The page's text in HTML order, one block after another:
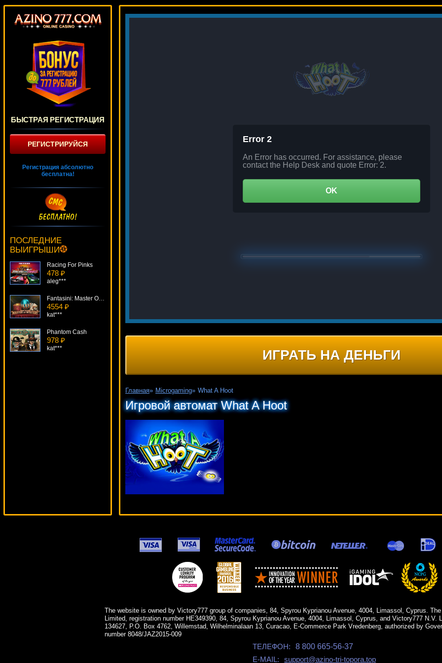
ИГРАТЬ НА ДЕНЬГИ
Главная» Microgaming» What A Hoot
Игровой автомат What A Hoot
БЫСТРАЯ РЕГИСТРАЦИЯ
РЕГИСТРИРУЙСЯ
Регистрация абсолютно
бесплатна!
ПОСЛЕДНИЕ
ВЫИГРЫШИ
4911 ₽
verkhovod***
Racing For Pinks
478 ₽
aleg***
Fantasini: Master Of Mystery
4554 ₽
kat***
Phantom Cash
978 ₽
kat***
The website is owned by Victory777 group of companies, 84, Spyrou Kyprianou Avenue, 4004, Limassol, Cyprus.
Limited, registration number HE349390, 84, Spyrou Kyprianou Avenue, 4004, Limassol, Cyprus, and Victory777 N.V.
134627, P.O. Box 4762, Willemstad, Wilhelminalaan 13, Curacao, E-Commerce Park Vredenberg, authorized by
number 8048/JAZ2015-009
ТЕЛЕФОН:
8 800 665-56-37
E-MAIL:
support@azino-tri-topora.top